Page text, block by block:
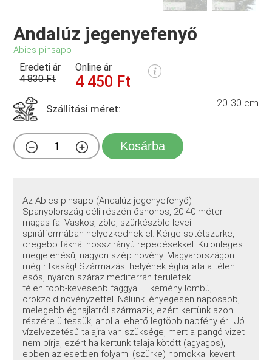
Andalúz jegenyefenyő
Abies pinsapo
Eredeti ár
4 830 Ft
Online ár
4 450 Ft
Szállítási méret: 20-30 cm
Kosárba
Az Abies pinsapo (Andalúz jegenyefenyő)
Spanyolország déli részén őshonos, 20-40 méter
magas fa. Vaskos, zöld, szürkészöld levei
spirálformában helyezkednek el. Kérge sötétszürke,
öregebb fáknál hosszirányú repedésekkel. Különleges
megjelenésű, nagyon szép növény. Magyarországon
még ritkaság! Származási helyének éghajlata a télen
esős, nyáron száraz mediterrán területek –
télen több-kevesebb faggyal – kemény lombú,
örökzöld növényzettel. Nálunk lényegesen naposabb,
melegebb éghajlatról származik, ezért kertünk azon
részére ültessük, ahol a lehető legtöbb napfény éri. Jó
vízelvezetésű talajra van szüksége, mert a pangó vizet
nem bírja, ezért ha kertünk talaja kötött (agyagos),
ebben az esetben folyami (szürke) homokkal kevert